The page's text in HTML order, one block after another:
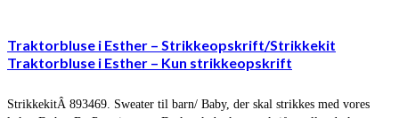
Traktorbluse i Esther – Strikkeopskrift/Strikkekit
Traktorbluse i Esther – Kun strikkeopskrift
StrikkekitÂ 893469. Sweater til barn/ Baby, der skal strikkes med vores